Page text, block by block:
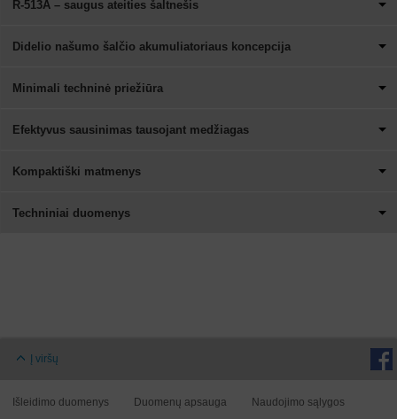
R-513A – saugus ateities šaltnešis
Didelio našumo šalčio akumuliatoriaus koncepcija
Minimali techninė priežiūra
Efektyvus sausinimas tausojant medžiagas
Kompaktiški matmenys
Techniniai duomenys
Į viršų
Išleidimo duomenys Duomenų apsauga Naudojimo sąlygos